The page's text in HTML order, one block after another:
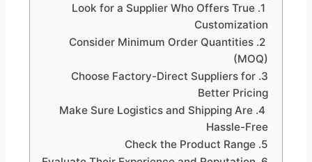
1. Look for a Supplier Who Offers True
Customization
2. Consider Minimum Order Quantities
(MOQ)
3. Choose Factory-Direct Suppliers for
Better Pricing
4. Make Sure Logistics and Shipping Are
Hassle-Free
5. Check the Product Range